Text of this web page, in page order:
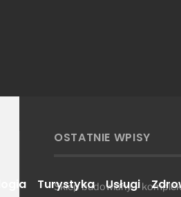
Turystyka Usługi
OSTATNIE WPISY
Sklep budowlany –